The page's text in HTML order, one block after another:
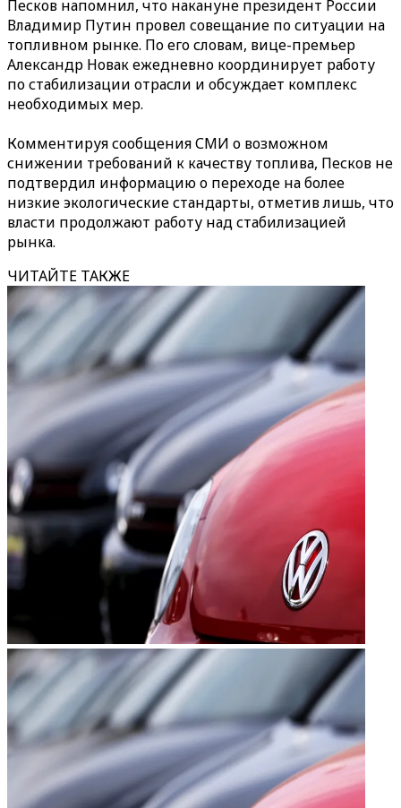
Песков напомнил, что накануне президент России
Владимир Путин провел совещание по ситуации на
топливном рынке. По его словам, вице-премьер
Александр Новак ежедневно координирует работу
по стабилизации отрасли и обсуждает комплекс
необходимых мер.
Комментируя сообщения СМИ о возможном
снижении требований к качеству топлива, Песков не
подтвердил информацию о переходе на более
низкие экологические стандарты, отметив лишь, что
власти продолжают работу над стабилизацией
рынка.
ЧИТАЙТЕ ТАКЖЕ